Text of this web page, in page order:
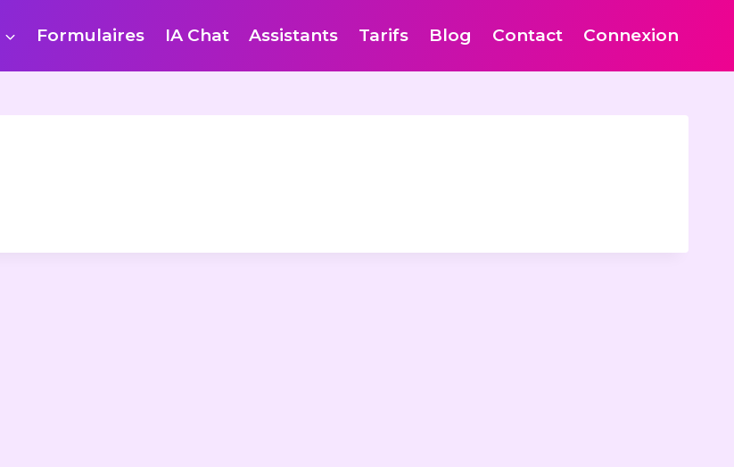
Formulaires IA Chat Assistants Tarifs Blog Contact Connexion